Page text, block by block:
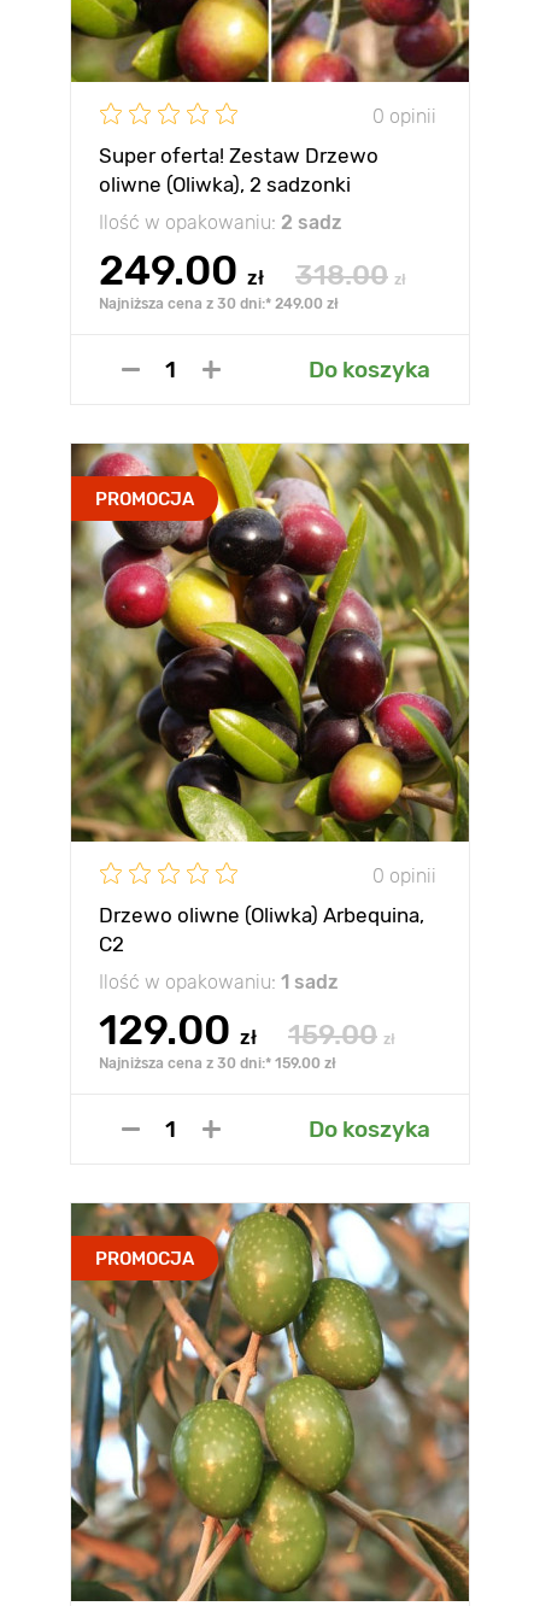
0 opinii
Super oferta! Zestaw Drzewo
oliwne (Oliwka), 2 sadzonki
Ilość w opakowaniu: 2 sadz
249.00 zł 318.00 zł
Najniższa cena z 30 dni:* 249.00 zł
Do koszyka
PROMOCJA
0 opinii
Drzewo oliwne (Oliwka) Arbequina,
С2
Ilość w opakowaniu: 1 sadz
129.00 zł 159.00 zł
Najniższa cena z 30 dni:* 159.00 zł
Do koszyka
PROMOCJA